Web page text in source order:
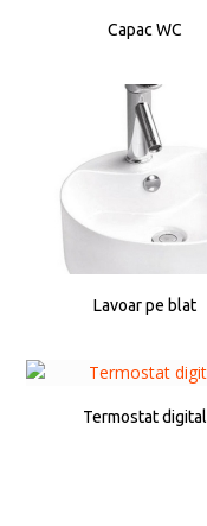
Capac WC
Lavoar pe blat
Termostat digital